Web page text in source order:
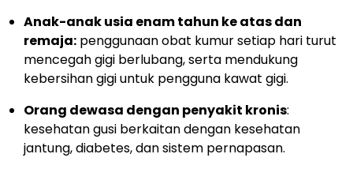
Anak-anak usia enam tahun ke atas dan
remaja: penggunaan obat kumur setiap hari turut
mencegah gigi berlubang, serta mendukung
kebersihan gigi untuk pengguna kawat gigi.
Orang dewasa dengan penyakit kronis:
kesehatan gusi berkaitan dengan kesehatan
jantung, diabetes, dan sistem pernapasan.